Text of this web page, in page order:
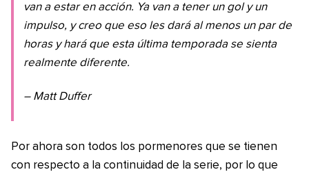
van a estar en acción. Ya van a tener un gol y un
impulso, y creo que eso les dará al menos un par de
horas y hará que esta última temporada se sienta
realmente diferente.
– Matt Duffer
Por ahora son todos los pormenores que se tienen
con respecto a la continuidad de la serie, por lo que